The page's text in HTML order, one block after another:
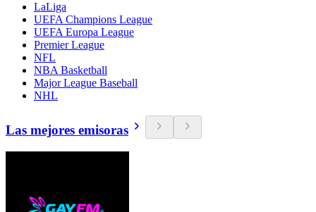
LaLiga
UEFA Champions League
UEFA Europa League
Premier League
NFL
NBA Basketball
Major League Baseball
NHL
Las mejores emisoras